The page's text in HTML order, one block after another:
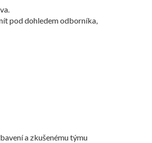
pod dohledem odborníka,
a zkušenému týmu